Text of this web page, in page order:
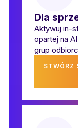
Dla
Aktywuj in-
opartej na
grup
STWÓRZ